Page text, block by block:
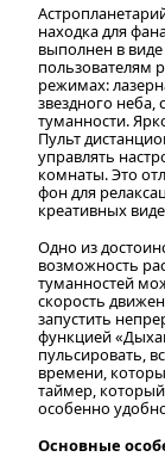
находка для
выполнен в
пользователям
режимах:
звездного неба,
туманности.
Пульт
управлять
комнаты. Это
фон для
креативных
Одно из
возможность
туманностей
скорость
запустить
функцией
пульсировать,
времени,
таймер,
особенно
Основные